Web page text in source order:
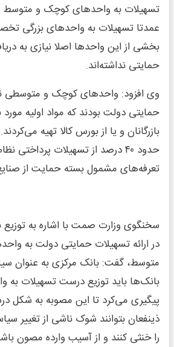
تسهیلات به واحدهای کوچک و متوسط
عمدتا تسهیلات به واحدهای بزرگی
بخشی از این واحدها اصلا نیازی به
حمایتی نداشته‌اند.
وی افزود: واحدهای کوچک و متوسطی
حمایتی دولت بودند که مواد اولیه مورد
بازرگانان و یا از بورس کالا تهیه
حدود ۴۰ درصد از تسهیلات پرداختی
تعرفه‌های مشمول بسته حمایت از
سخنگوی وزارت صمت با اشاره به توزیع
در ارائه تسهیلات حمایتی دولت به
متوسط، گفت: بانک مرکزی به عنوان
بانک‌ها باید توزیع درست تسهیلات به
پیگیری می‌کرد تا این مصوبه به شکل
ذینفعان بتوانند شوک ناشی از تغییر
را خنثی کنند و از آسیب وارده مصون